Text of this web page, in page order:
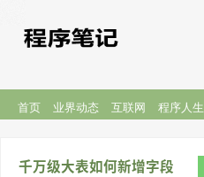
首页 业界动态 互联网 程序人生
千万级大表如何新增字段